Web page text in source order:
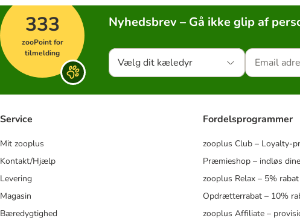
333
zooPoint for
tilmelding
Nyhedsbrev – Gå ikke glip af
Vælg dit kæledyr
Service
Mit zooplus
Kontakt/Hjælp
Levering
Magasin
Bæredygtighed
Fordelsprogrammer
zooplus Club – Loyalty-
Præmieshop – indløs
zooplus Relax – 5% rabat
Opdrætterrabat – 10%
zooplus Affiliate –